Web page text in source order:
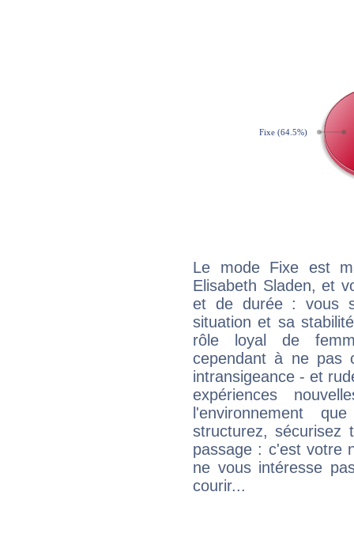
Le mode Fixe est
Elisabeth Sladen, et
et de durée : vous
situation et sa
rôle loyal de
cependant à ne pas
intransigeance - et
expériences
l'environnement
structurez, sécurisez
passage : c'est votre
ne vous intéresse
courir...